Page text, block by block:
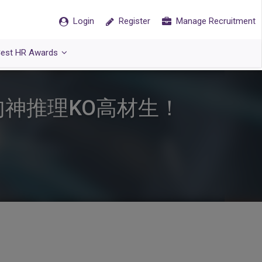
Login Register Manage Recruitment
HR Awards
推理KO高材生！